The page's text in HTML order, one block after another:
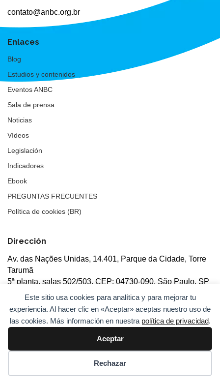
Este sitio usa cookies para analítica y para mejorar tu
experiencia. Al hacer clic en «Aceptar» aceptas nuestro uso de
las cookies. Más información en nuestra política de privacidad.
Aceptar
Rechazar
contato@anbc.org.br
Enlaces
Blog
Estudios y contenidos
Eventos ANBC
Sala de prensa
Noticias
Vídeos
Legislación
Indicadores
Ebook
PREGUNTAS FRECUENTES
Política de cookies (BR)
Dirección
Av. das Nações Unidas, 14.401, Parque da Cidade, Torre
Tarumã
5ª planta, salas 502/503, CEP: 04730-090, São Paulo, SP
© 2026ANBC.Todos los derechos reservados.Mapa del